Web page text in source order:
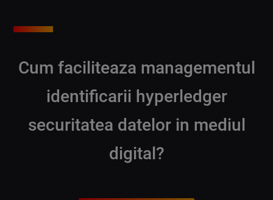
Cum faciliteaza managementul
identificarii hyperledger
securitatea datelor in mediul
digital?